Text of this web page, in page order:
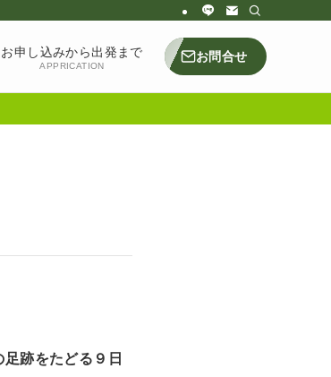
お申し込みから出発まで
APPRICATION
お問合せ
跡をたどる９日